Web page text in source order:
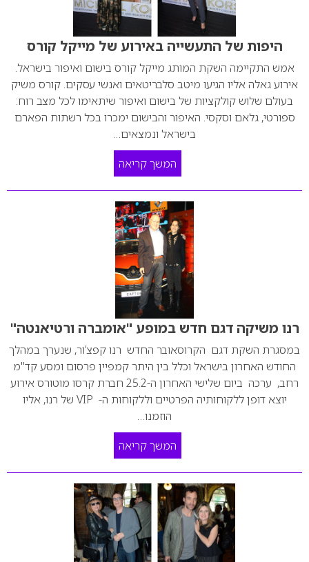
היפות של התעשייה באירוע של מייקל קורס
אמש התקיימה השקת המותג מייקל קורס בישום ואיפור בישראל.
אירוע גאלה אליו הגיעו מיטב סלבריטאים ואנשי עסקים. קורס משיק
בעולם שלוש קולקציות של בישום ואיפור שיתאימו לכל מצב רוח:
ספורטי, גלאם וסקסי. האיפור והבישום ימכרו בכל רשתות הפארם
בישראל ונמצאים…
המשך קריאה
רנו משיקה דגם חדש במופע "אומברה ורטיאנטה"
במסגרת השקת דגם הקרוסאובר החדש רנו קפצ’ור, שנערך במהלך
החודש האחרון בישראל וכלל בין היתר קמפיין פרסום ומסע קד"מ
רחב, ערכה ביום שלישי האחרון ה-25.2 חברת קרסו מוטורס אירוע
יוצא דופן ללקוחותיה הפרטיים וללקוחות ה- VIP של רנו, אליו
הוזמנו…
המשך קריאה